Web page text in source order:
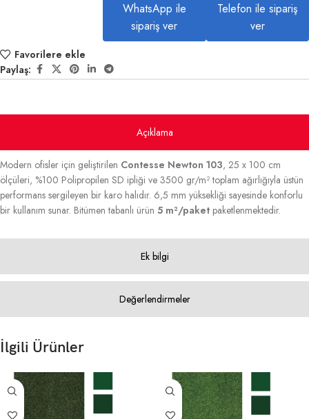
WhatsApp ile
sipariş ver
Telefon ile sipariş
ver
Favorilere ekle
Paylaş:
Açıklama
Ek bilgi
Değerlendirmeler
Modern ofisler için geliştirilen Contesse Newton 103, 25 x 100 cm
ölçüleri, %100 Polipropilen SD ipliği ve 3500 gr/m² toplam ağırlığıyla üstün
performans sergileyen bir karo halıdır. 6,5 mm yüksekliği sayesinde konforlu
bir kullanım sunar. Bitümen tabanlı ürün 5 m²/paket paketlenmektedir.
İlgili Ürünler